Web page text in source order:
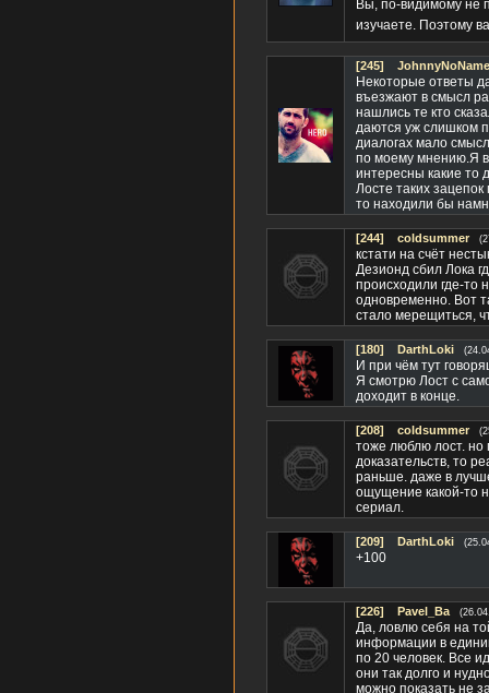
Вы, по-видимому не
изучаете. Поэтому
[245]
Некоторые ответы
въезжают в смысл
нашлись те кто
даются уж слишком
диалогах мало
по моему мнению.Я
интересны какие то
Лосте таких
то находили бы
[244] coldsummer
кстати на счёт
Дезионд сбил Лока
происходили где-то
одновременно. Вот
стало мерещиться,
[180] DarthLoki
И при чём тут
Я смотрю Лост с
доходит в конце.
[208] coldsummer
тоже люблю лост. но
доказательств, то
раньше. даже в
ощущение какой-то
сериал.
[209] DarthLoki
+100
[226] Pavel_Ba
Да, ловлю себя на
информации в
по 20 человек. Все
они так долго и
можно показать не